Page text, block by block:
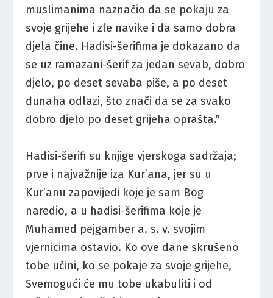
muslimanima naznačio da se pokaju za
svoje grijehe i zle navike i da samo dobra
djela čine. Hadisi-šerifima je dokazano da
se uz ramazani-šerif za jedan sevab, dobro
djelo, po deset sevaba piše, a po deset
đunaha odlazi, što znači da se za svako
dobro djelo po deset grijeha oprašta.”
Hadisi-šerifi su knjige vjerskoga sadržaja;
prve i najvažnije iza Kur’ana, jer su u
Kur’anu zapovijedi koje je sam Bog
naredio, a u hadisi-šerifima koje je
Muhamed pejgamber a. s. v. svojim
vjernicima ostavio. Ko ove dane skrušeno
tobe učini, ko se pokaje za svoje grijehe,
Svemogući će mu tobe ukabuliti i od